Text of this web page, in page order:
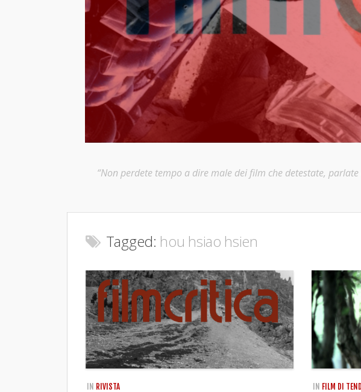
“Non perdete tempo a dire male dei film che detestate,
Tagged: hou hsiao hsien
IN RIVISTA IN FILM DI